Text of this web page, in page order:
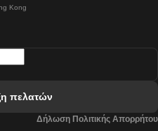
Πράγα Tρένο
Kong
πελατών
Δήλωση Πολιτικής Απορρήτου